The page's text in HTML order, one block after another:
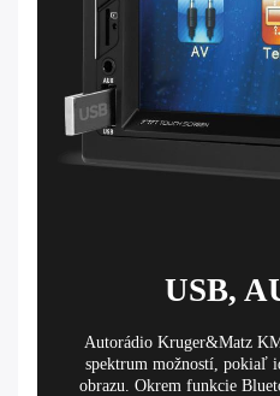
USB,
Autorádio Kruger&Matz
spektrum možností, pokiaľ
obrazu. Okrem funkcie